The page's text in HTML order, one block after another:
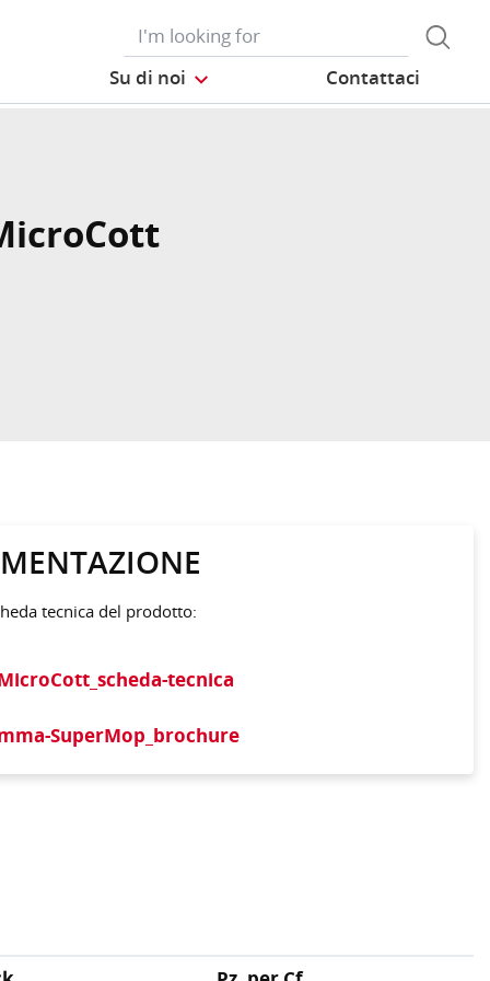
Su di noi Contattaci
tecnica del prodotto:
tecnica
SuperMop_brochure